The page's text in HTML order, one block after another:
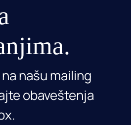
našu mailing
obaveštenja